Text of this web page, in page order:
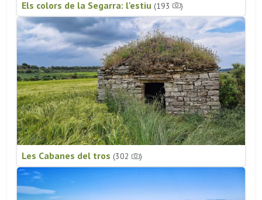
Els colors de la Segarra: l'estiu (193 )
Les Cabanes del tros (302 )